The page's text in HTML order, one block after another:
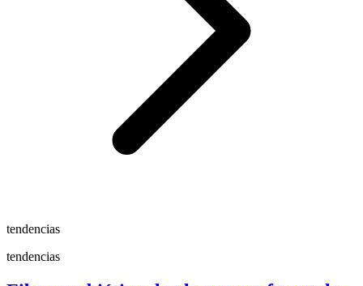
tendencias
tendencias